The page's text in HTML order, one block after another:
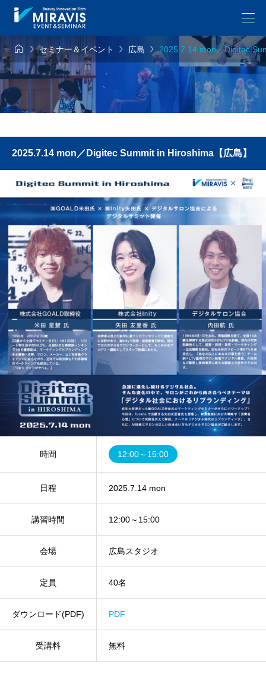
 セミナー＆イベント  広島 2025.7.14 mon／Digitec
2025.7.14 mon／Digitec Summit in Hiroshima【広島】
時間 12:00～15:00
日程 2025.7.14 mon
講習時間 12:00～15:00
会場 広島スタジオ
定員 40名
ダウンロード(PDF) PDF
受講料 無料